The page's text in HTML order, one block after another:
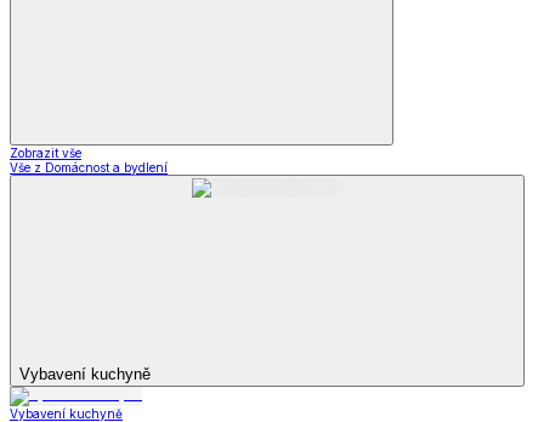
Zobrazit vše
Vše z Domácnost a bydlení
Vybavení kuchyně
Vybavení kuchyně